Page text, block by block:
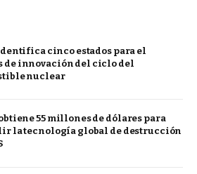
identifica cinco estados para el
de innovación del ciclo del
nuclear
55 millones de dólares para
la tecnología global de destrucción